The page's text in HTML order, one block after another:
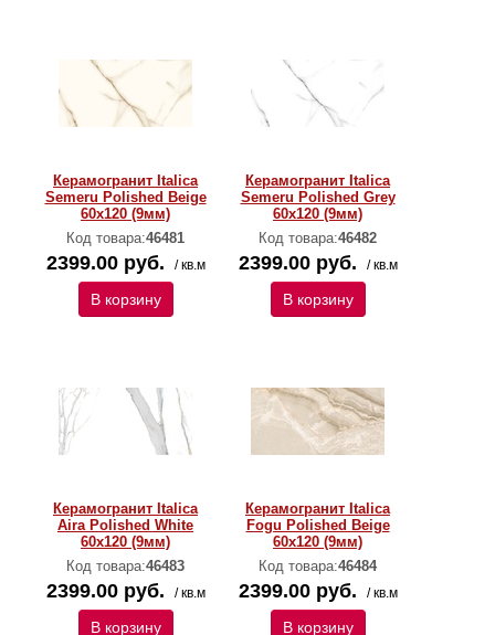
Керамогранит Italica
Semeru Polished Beige
60х120 (9мм)
Код товара:46481
2399.00 руб. / кв.м
В корзину
Керамогранит Italica
Semeru Polished Grey
60х120 (9мм)
Код товара:46482
2399.00 руб. / кв.м
В корзину
Керамогранит Italica
Aira Polished White
60х120 (9мм)
Код товара:46483
2399.00 руб. / кв.м
В корзину
Керамогранит Italica
Fogu Polished Beige
60х120 (9мм)
Код товара:46484
2399.00 руб. / кв.м
В корзину